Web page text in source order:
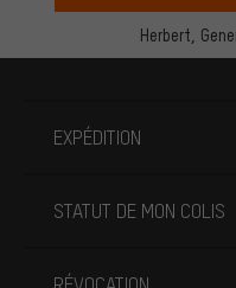
Herbert,
EXPÉDITION
STATUT DE MON COLIS